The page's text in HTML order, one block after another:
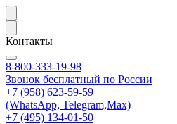
Контакты
8-800-333-19-98
Звонок бесплатный по России
+7 (958) 623-59-59
(WhatsApp, Telegram,Max)
+7 (495) 134-01-50